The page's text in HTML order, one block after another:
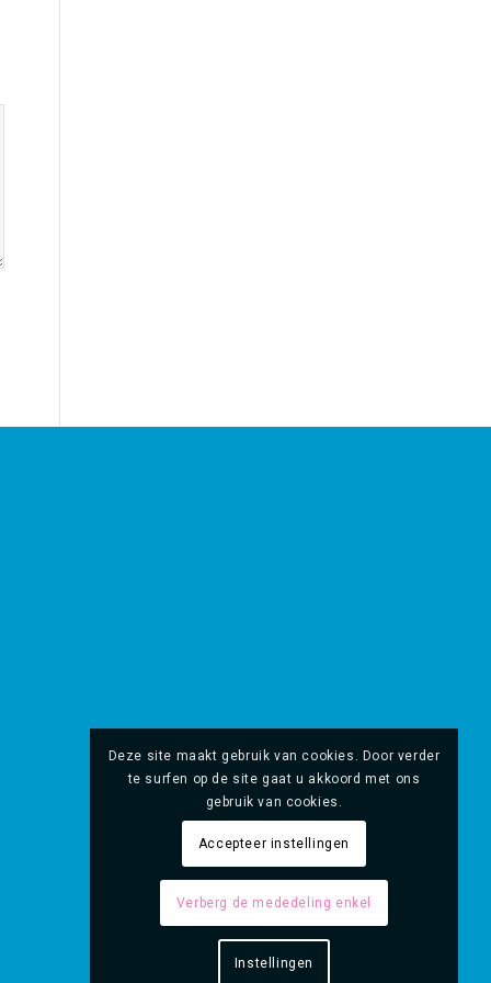
Deze site maakt gebruik van cookies. Door verder
te surfen op de site gaat u akkoord met ons
gebruik van cookies.
Accepteer instellingen
Verberg de mededeling enkel
Instellingen